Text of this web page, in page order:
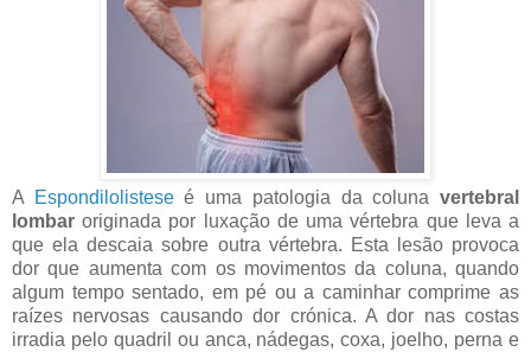
A Espondilolisteseé uma patologia da colunavertebral
lombar originada por luxação de uma vértebra que leva a
que ela descaia sobre outra vértebra. Esta lesão provoca
dor que aumenta com os movimentos da coluna, quando
algum tempo sentado, em pé ou a caminhar comprime as
raízes nervosas causando dor crónica. A dor nas costas
irradia pelo quadril ou anca, nádegas, coxa, joelho, perna e